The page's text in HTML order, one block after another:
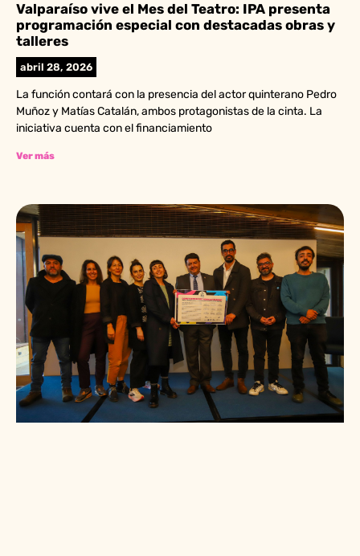
Valparaíso vive el Mes del Teatro: IPA presenta
programación especial con destacadas obras y
talleres
abril 28, 2026
La función contará con la presencia del actor quinterano Pedro
Muñoz y Matías Catalán, ambos protagonistas de la cinta. La
iniciativa cuenta con el financiamiento
Ver más